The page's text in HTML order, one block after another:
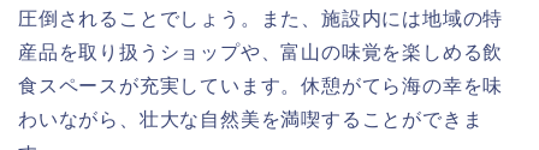
圧倒されることでしょう。また、施設内には地域の特
産品を取り扱うショップや、富山の味覚を楽しめる飲
食スペースが充実しています。休憩がてら海の幸を味
わいながら、壮大な自然美を満喫することができま